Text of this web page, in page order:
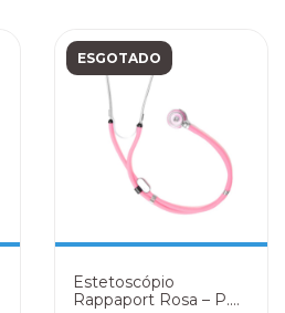
ESGOTADO
Estetoscópio
Rappaport Rosa – P.A.